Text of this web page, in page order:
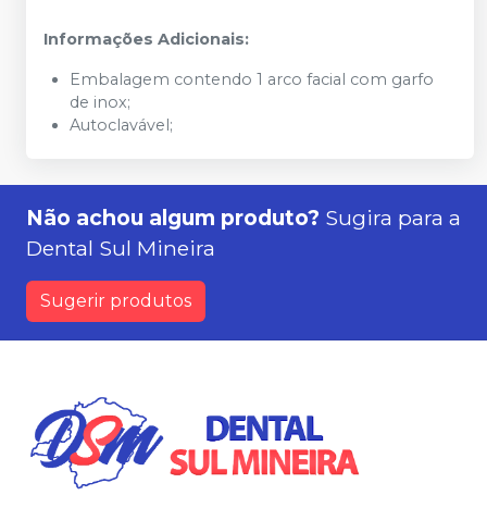
Informações Adicionais:
Embalagem contendo 1 arco facial com garfo
de inox;
Autoclavável;
Não achou algum produto? Sugira para a
Dental Sul Mineira
Sugerir produtos